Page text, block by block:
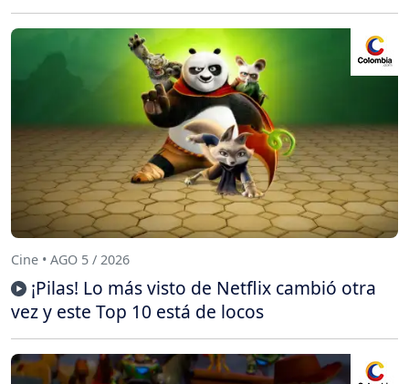
Cine • AGO 5 / 2026
¡Pilas! Lo más visto de Netflix cambió otra
vez y este Top 10 está de locos